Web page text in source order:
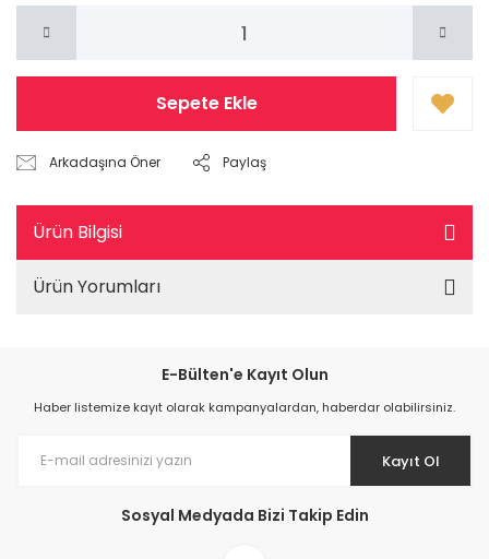
Sepete Ekle
Arkadaşına Öner Paylaş
Ürün Bilgisi
Ürün Yorumları
E-Bülten'e Kayıt Olun
Haber listemize kayıt olarak kampanyalardan, haberdar olabilirsiniz.
Kayıt Ol
Sosyal Medyada Bizi Takip Edin